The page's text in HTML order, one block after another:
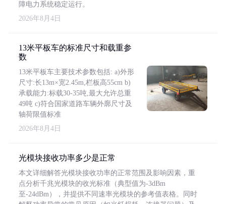
障电力系统稳定运行。
2026年8月4日
13米平板车的标准尺寸和载重参
数
13米平板车主要技术参数包括: a)外形
尺寸:长13m×宽2.45m,栏板高55cm b)
承载能力:标载30-35吨,最大允许总重
49吨 c)符合国家道路车辆外廓尺寸及
轴荷限值标准
2026年8月4日
光模块接收功率多少是正常
本文详细解答光模块接收功率的正常范围及影响因素，重
点分析千兆光模块的收光标准（典型值为-3dBm
至-24dBm），并提供不同速率光模块的参考值表格。同时